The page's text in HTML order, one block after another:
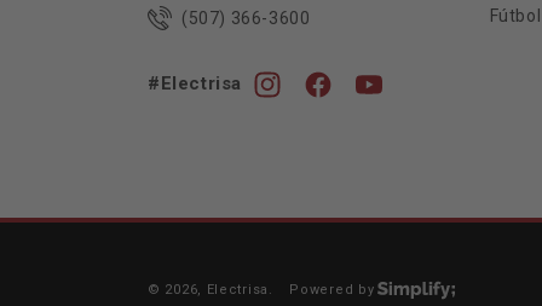
(507) 366-3600
#Electrisa
InstagramFacebookYouTube
Fútbol
© 2026, Electrisa . Powered by